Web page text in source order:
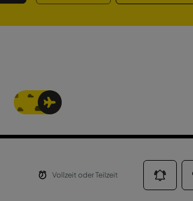
Vollzeit oder Teilzeit